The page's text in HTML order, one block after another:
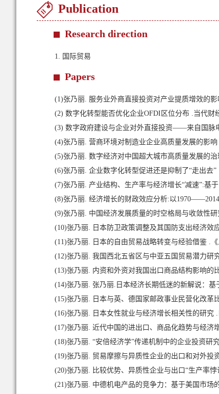
Publication
Research direction
1. 国际贸易
Papers
(1)张乃丽. 服务业外商直接投资对产业提质增效的
(2) 数字化转型能否优化企业OFDI区位分布 .当代财
(3) 数字政府建设与企业对外直接投资——来自国脉
(4)张乃丽. 营商环境对制造业企业高质量发展的影
(5)张乃丽. 数字经济对中国超大城市高质量发展的
(6)张乃丽. 企业数字化转型促进还是抑制了“走出去
(7)张乃丽. 产业结构、生产率与经济增长“减速”:基
(8)张乃丽. 经济增长的财政效应分析:以
(9)张乃丽. 中国经济发展质量的时空格局与收敛性
(10)张乃丽. 日本防卫政策调整及其国防支出经济效
(11)张乃丽. 日本的自由贸易战略转变与经验借鉴 .
(12)张乃丽. 我国西北五省区与中亚五国贸易潜力
(13)张乃丽. 内资和外资对我国出口商品结构影响
(14)张乃丽. 张乃丽.日本经济长期低迷的新解说：
(15)张乃丽. 日本与英、德国家邮政事业民营化改革
(16)张乃丽. 日本女性就业与经济增长相关性的研究 .
(17)张乃丽. 近代中国的进出口、商品化趋势与经济
(18)张乃丽. “安倍经济学”传递机制中的企业投资研
(19)张乃丽. 贸易摩擦与异质性企业的出口和对外
(20)张乃丽. 比较优势、异质性企业与出口“生产率
(21)张乃丽. 中德机电产品的竞争力：基于美国市场